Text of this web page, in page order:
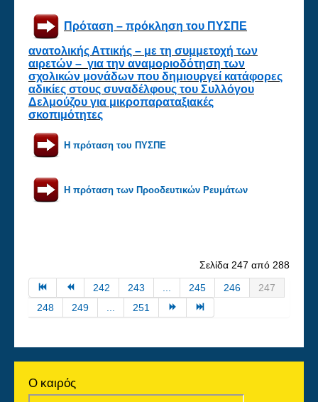
Πρόταση – πρόκληση του ΠΥΣΠΕ
ανατολικής Αττικής – με τη συμμετοχή των
αιρετών – για την αναμοριοδότηση των
σχολικών μονάδων που δημιουργεί κατάφορες
αδικίες στους συναδέλφους του Συλλόγου
Δελμούζου για μικροπαραταξιακές
σκοπιμότητες
Η πρόταση του ΠΥΣΠΕ
Η πρόταση των Προοδευτικών Ρευμάτων
Σελίδα 247 από 288
242
243 245 246
247
248
249 251
Ο καιρός